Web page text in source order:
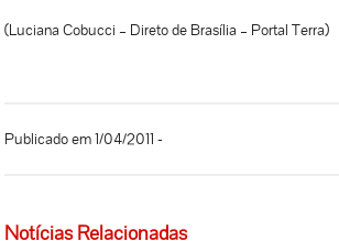
(Luciana Cobucci – Direto de Brasília – Portal Terra)
Publicado em 1/04/2011 -
Notícias Relacionadas